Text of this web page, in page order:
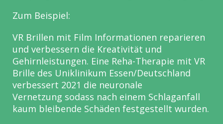
Zum Beispiel:
VR Brillen mit Film Informationen reparieren
und verbessern die Kreativität und
Gehirnleistungen. Eine Reha-Therapie mit VR
Brille des Uniklinikum Essen/Deutschland
verbessert 2021 die neuronale
Vernetzung sodass nach einem Schlaganfall
kaum bleibende Schäden festgestellt wurden.